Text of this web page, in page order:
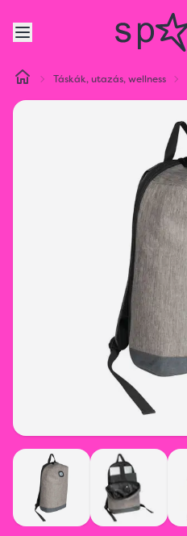
Táskák, utazás, wellness